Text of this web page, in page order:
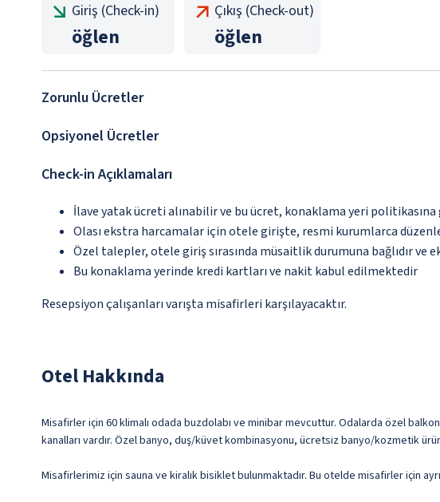
Giriş (Check-in)
öğlen
Çıkış (Check-out)
öğlen
Zorunlu Ücretler
Opsiyonel Ücretler
Check-in Açıklamaları
İlave yatak ücreti alınabilir ve bu ücret, konaklama yeri
Olası ekstra harcamalar için otele girişte, resmi kurumlarca
Özel talepler, otele giriş sırasında müsaitlik durumuna bağlıdır
Bu konaklama yerinde kredi kartları ve nakit kabul edilmektedir
Resepsiyon çalışanları varışta misafirleri karşılayacaktır.
Otel Hakkında
Misafirler için 60 klimalı odada buzdolabı ve minibar mevcuttur. Odalarda özel
kanalları vardır. Özel banyo, duş/küvet kombinasyonu, ücretsiz banyo/kozmetik
Misafirlerimiz için sauna ve kiralık bisiklet bulunmaktadır. Bu otelde misafirler için